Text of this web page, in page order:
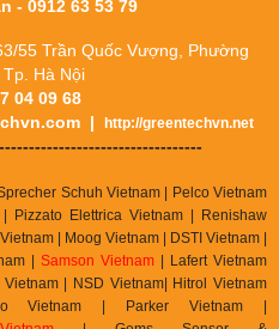
- 0912 63 53 79
55 Trần Quốc Vượng, Phường
Hà Nội
04 09 68
| http://greentechvn.net
Schuh Vietnam |
Pelco Vietnam
Pizzato Elettrica Vietnam| Renishaw
| Moog Vietnam | DSTI Vietnam |
| Samson Vietnam | Lafert Vietnam
| NSD Vietnam| Hitrol Vietnam
Vietnam | Parker Vietnam |